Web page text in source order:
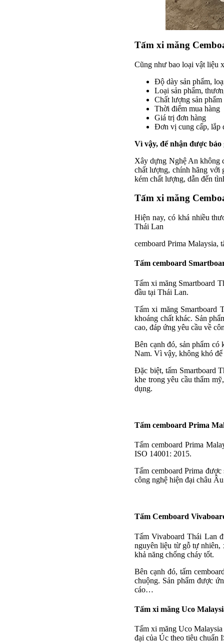
Tấm xi măng
Cũng như bao loại vật liệu
Độ dày sản phẩm,
Loại sản phẩm,
Chất lượng sản phẩm
Thời điểm mua hàng
Giá trị đơn hàng
Đơn vị cung cấp,
Vì vậy, để nhận được
Xây dựng Nghệ An không
chất lượng, chính hãng
kém chất lượng, dẫn đến
Tấm xi măng
Hiện nay, có khá nhiều
Thái Lan
cemboard Prima Malaysia,
Tấm cemboard
Tấm xi măng Smartboard
đầu tại Thái Lan.
Tấm xi măng Smartboard
khoáng chất khác. Sản
cao, đáp ứng yêu cầu về
Bên cạnh đó, sản phẩm
Nam. Vì vậy, không khó
Đặc biệt, tấm Smartboard
khe trong yêu cầu thẩm
dụng.
Tấm cemboard Prima
Tấm cemboard Prima
ISO 14001: 2015.
Tấm cemboard Prima
công nghệ hiện đại châu
Tấm Cemboard
Tấm Vivaboard Thái Lan
nguyên liệu từ gỗ tự nhiên,
khả năng chống cháy tốt.
Bên cạnh đó, tấm
chuộng. Sản phẩm được
cáo…
Tấm xi măng Uco
Tấm xi măng Uco
đại của Úc theo tiêu chuẩn